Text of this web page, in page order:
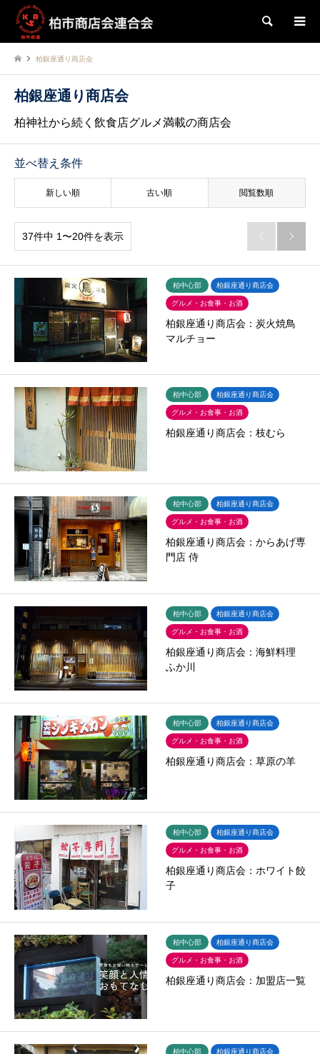
検索
柏銀座通り商店会
柏銀座通り商店会
柏神社から続く飲食店グルメ満載の商店会
並べ替え条件
新しい順 古い順 閲覧数順
37件中 1〜20件を表示  
柏中心部 柏銀座通り商店会
グルメ・お食事・お酒
柏銀座通り商店会：炭火焼鳥
マルチョー
柏中心部 柏銀座通り商店会
グルメ・お食事・お酒
柏銀座通り商店会：枝むら
柏中心部 柏銀座通り商店会
グルメ・お食事・お酒
柏銀座通り商店会：からあげ専
門店 侍
柏中心部 柏銀座通り商店会
グルメ・お食事・お酒
柏銀座通り商店会：海鮮料理
ふか川
柏中心部 柏銀座通り商店会
グルメ・お食事・お酒
柏銀座通り商店会：草原の羊
柏中心部 柏銀座通り商店会
グルメ・お食事・お酒
柏銀座通り商店会：ホワイト餃
子
柏中心部 柏銀座通り商店会
グルメ・お食事・お酒
柏銀座通り商店会：加盟店一覧
柏中心部 柏銀座通り商店会